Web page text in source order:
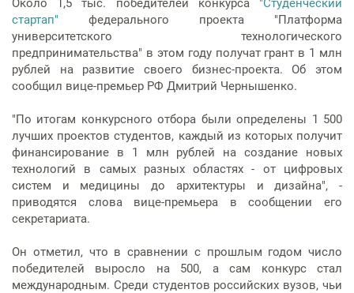
Услуги по обеспечению
комфортности пребывания в
отделениях стационара
Транспортировка и медицинское
сопровождение
Прочие услуги
Около 1,5 тыс. победителей конкурса "Студенческий
стартап" федерального проекта "Платформа
университетского технологического
предпринимательства" в этом году получат грант в 1 млн
рублей на развитие своего бизнес-проекта. Об этом
сообщил вице-премьер РФ Дмитрий Чернышенко.
"По итогам конкурсного отбора были определены 1 500
лучших проектов студентов, каждый из которых получит
финансирование в 1 млн рублей на создание новых
технологий в самых разных областях - от цифровых
систем и медицины до архитектуры и дизайна", -
приводятся слова вице-премьера в сообщении его
секретариата.
Он отметил, что в сравнении с прошлым годом число
победителей выросло на 500, а сам конкурс стал
международным. Среди студентов российских вузов, чьи